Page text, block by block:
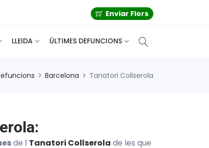
Enviar Flors
LLEIDA ÚLTIMES DEFUNCIONS
Barcelona Tanatori Collserola
de l Tanatori Collserola de les que